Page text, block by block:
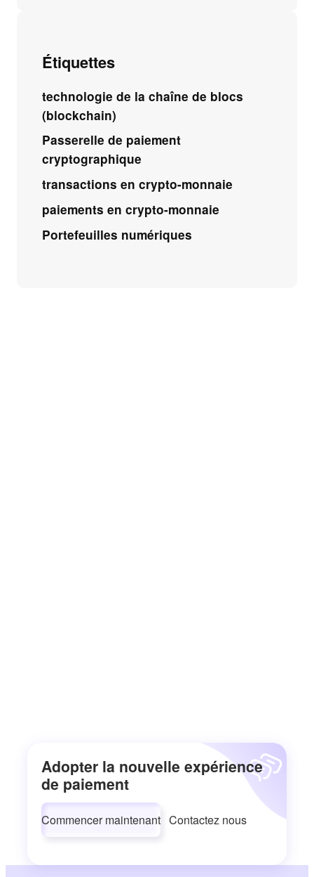
Étiquettes
technologie de la chaîne de blocs
(blockchain)
Passerelle de paiement
cryptographique
transactions en crypto-monnaie
paiements en crypto-monnaie
Portefeuilles numériques
Adopter la nouvelle expérience
de paiement
Commencer maintenant Contactez nous